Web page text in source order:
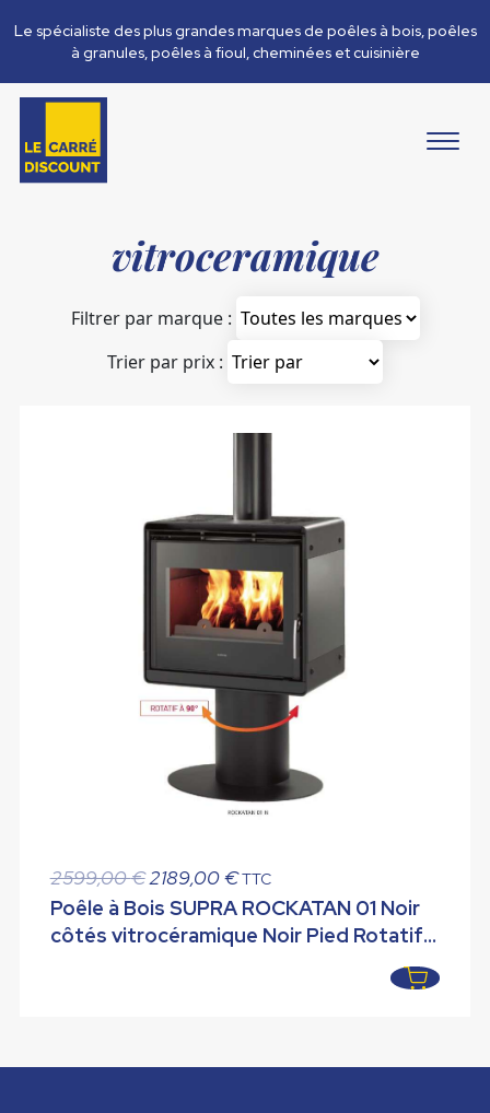
Le spécialiste des plus grandes marques de poêles à bois, poêles
à granules, poêles à fioul, cheminées et cuisinière
vitroceramique
Filtrer par marque :
Trier par prix :
2599,00€ Le
prix
initial
2189,00€Le
prix
actuel
TTC
Poêle à Bois SUPRA ROCKATAN 01 Noir
côtés vitrocéramique Noir Pied Rotatif